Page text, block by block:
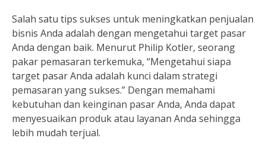
Salah satu tips sukses untuk meningkatkan penjualan
bisnis Anda adalah dengan mengetahui target pasar
Anda dengan baik. Menurut Philip Kotler, seorang
pakar pemasaran terkemuka, “Mengetahui siapa
target pasar Anda adalah kunci dalam strategi
pemasaran yang sukses.” Dengan memahami
kebutuhan dan keinginan pasar Anda, Anda dapat
menyesuaikan produk atau layanan Anda sehingga
lebih mudah terjual.